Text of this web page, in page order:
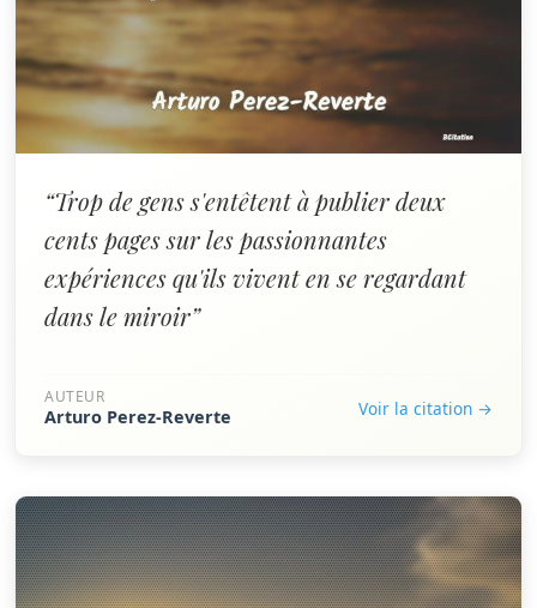
“Trop de gens s'entêtent à publier deux
cents pages sur les passionnantes
expériences qu'ils vivent en se regardant
dans le miroir”
AUTEUR
Arturo Perez-Reverte Voir la citation →